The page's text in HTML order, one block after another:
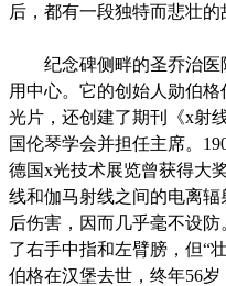
后，都有一段独特而悲壮的
纪念碑侧畔的圣乔治医
用中心。它的创始人勋伯
光片，还创建了期刊《x射
国伦琴学会并担任主席。
德国x光技术展览曾获得大
线和伽马射线之间的电离
后伤害，因而几乎毫不设
了右手中指和左臂膀，但“
伯格在汉堡去世，终年56